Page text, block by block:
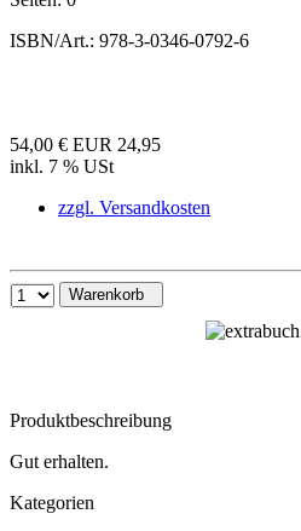
ISBN/Art.: 978-3-0346-0792-6
54,00 € EUR 24,95
inkl. 7 % USt
zzgl. Versandkosten
Warenkorb
Produktbeschreibung
Gut erhalten.
Kategorien